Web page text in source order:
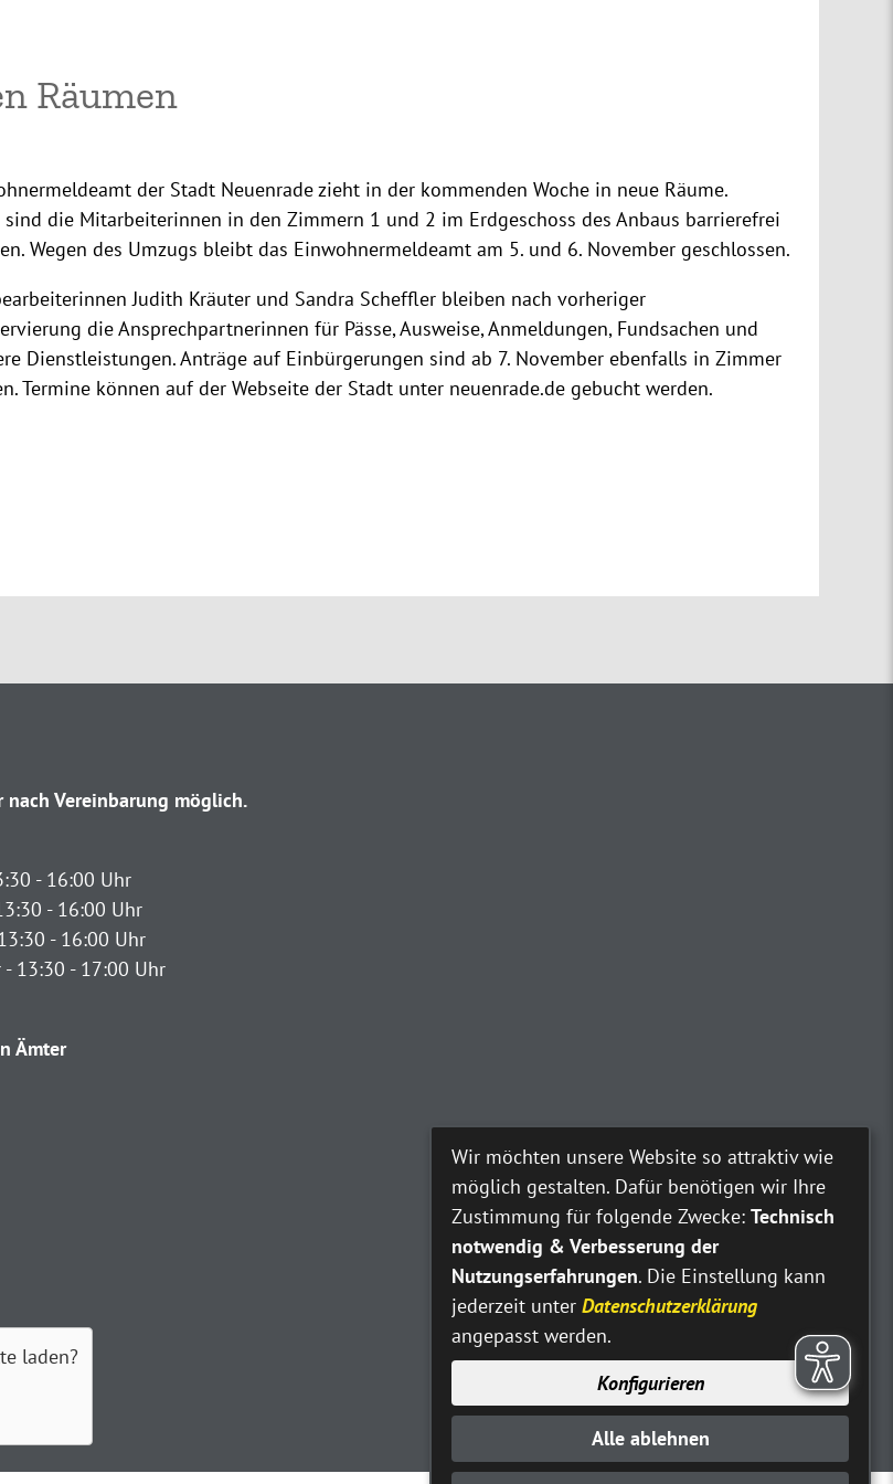
Räumen
der Stadt Neuenrade zieht in der kommenden Woche in neue Räume.
die Mitarbeiterinnen in den Zimmern 1 und 2 im Erdgeschoss des Anbaus barrierefrei
Wegen des Umzugs bleibt das Einwohnermeldeamt am 5. und 6. November geschlossen.
Judith Kräuter und Sandra Scheffler bleiben nach vorheriger
die Ansprechpartnerinnen für Pässe, Ausweise, Anmeldungen, Fundsachen und
Dienstleistungen. Anträge auf Einbürgerungen sind ab 7. November ebenfalls in Zimmer
Termine können auf der Webseite der Stadt unter neuenrade.de gebucht werden.
Vereinbarung möglich.
- 16:00 Uhr
- 16:00 Uhr
- 16:00 Uhr
13:30 - 17:00 Uhr
Ämter
laden?
Wir möchten unsere Website so attraktiv wie
möglich gestalten. Dafür benötigen wir Ihre
Zustimmung für folgende Zwecke: Technisch
notwendig & Verbesserung der
Nutzungserfahrungen. Die Einstellung kann
jederzeit unter Datenschutzerklärung
angepasst werden.
Konfigurieren
Alle ablehnen